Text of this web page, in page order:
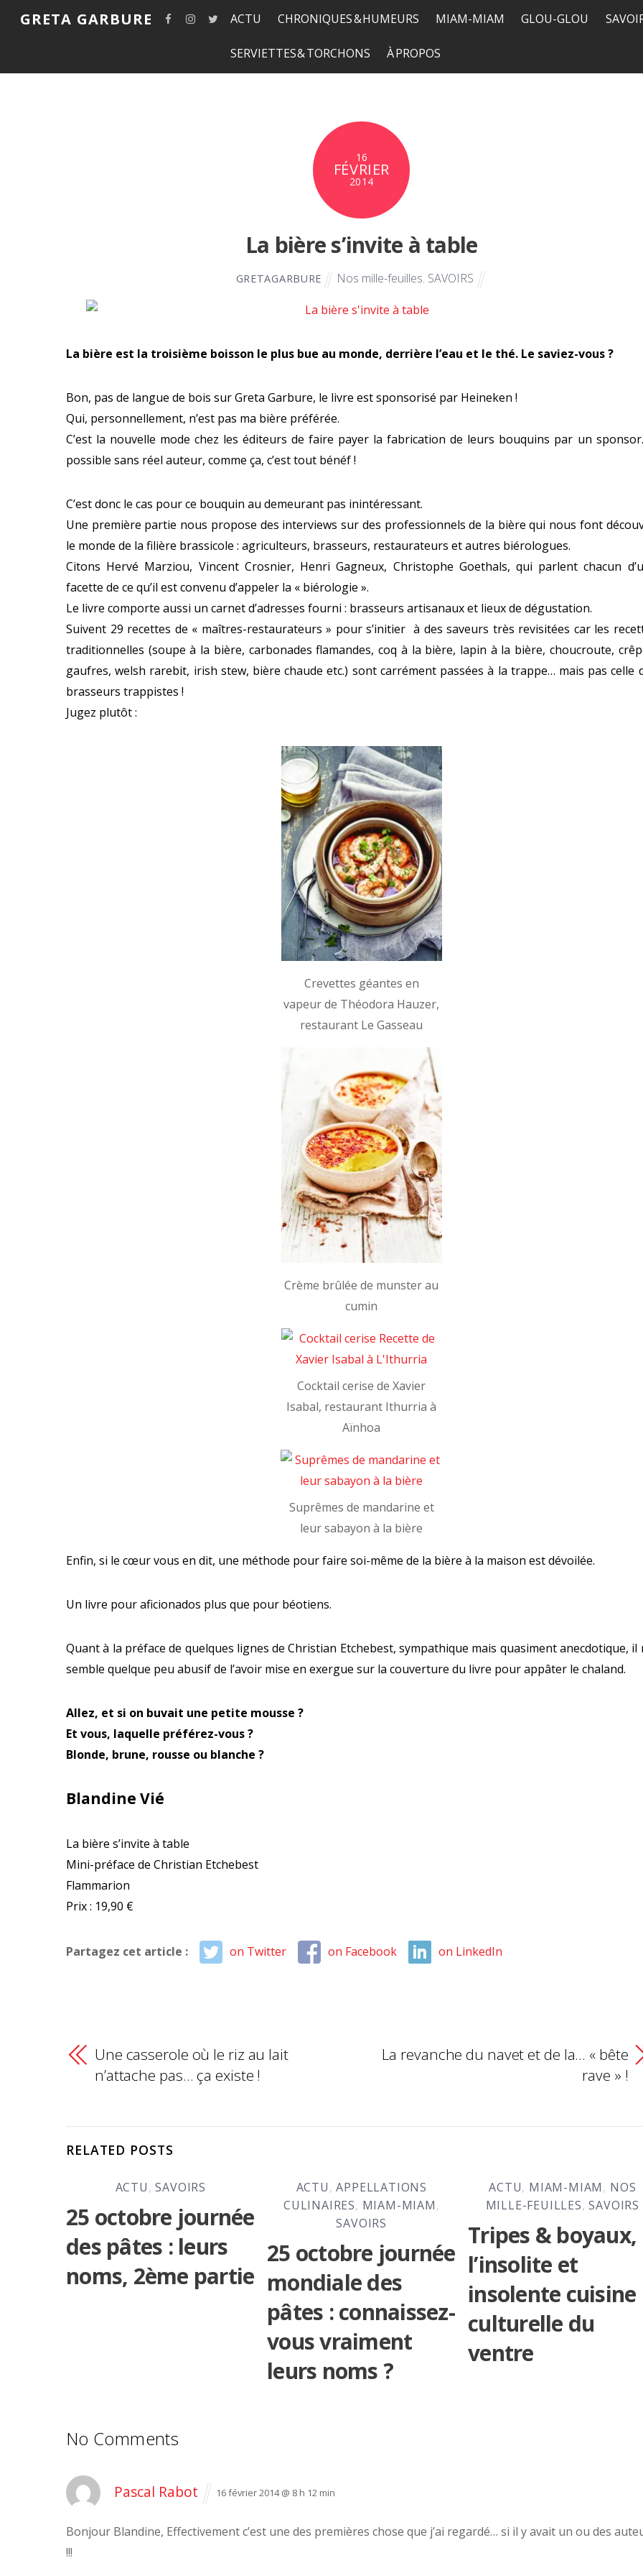
GRETA GARBURE ACTU CHRONIQUES & HUMEURS MIAM-MIAM GLOU-GLOU
SERVIETTES & TORCHONS À PROPOS
16
FÉVRIER
2014
La bière s’invite à table
GRETAGARBURE Nos mille-feuilles, SAVOIRS
La bière est la troisième boisson le plus bue au monde, derrière l’eau et le thé. Le saviez-vous ?
Bon, pas de langue de bois sur Greta Garbure, le livre est sponsorisé par Heineken !
Qui, personnellement, n’est pas ma bière préférée.
C’est la nouvelle mode chez les éditeurs de faire payer la fabrication de leurs bouquins par un
possible sans réel auteur, comme ça, c’est tout bénéf !
C’est donc le cas pour ce bouquin au demeurant pas inintéressant.
Une première partie nous propose des interviews sur des professionnels de la bière qui nous font
le monde de la filière brassicole : agriculteurs, brasseurs, restaurateurs et autres biérologues.
Citons Hervé Marziou, Vincent Crosnier, Henri Gagneux, Christophe Goethals, qui parlent chacun
facette de ce qu’il est convenu d’appeler la « biérologie ».
Le livre comporte aussi un carnet d’adresses fourni : brasseurs artisanaux et lieux de dégustation.
Suivent 29 recettes de « maîtres-restaurateurs » pour s’initier à des saveurs très revisitées car les
traditionnelles (soupe à la bière, carbonades flamandes, coq à la bière, lapin à la bière, choucroute,
gaufres, welsh rarebit, irish stew, bière chaude etc.) sont carrément passées à la trappe… mais pas celle
brasseurs trappistes !
Jugez plutôt :
Crevettes géantes en
vapeur de Théodora Hauzer,
restaurant Le Gasseau
Crème brûlée de munster au
cumin
Cocktail cerise de Xavier
Isabal, restaurant Ithurria à
Aïnhoa
Suprêmes de mandarine et
leur sabayon à la bière
Enfin, si le cœur vous en dit, une méthode pour faire soi-même de la bière à la maison est dévoilée.
Un livre pour aficionados plus que pour béotiens.
Quant à la préface de quelques lignes de Christian Etchebest, sympathique mais quasiment anecdotique, il
semble quelque peu abusif de l’avoir mise en exergue sur la couverture du livre pour appâter le chaland.
Allez, et si on buvait une petite mousse ?
Et vous, laquelle préférez-vous ?
Blonde, brune, rousse ou blanche ?
Blandine Vié
La bière s’invite à table
Mini-préface de Christian Etchebest
Flammarion
Prix : 19,90 €
Partagez cet article : on Twitter on Facebook on LinkedIn
Une casserole où le riz au lait
n’attache pas… ça existe !
La revanche du navet et de la… « bête
rave » !
RELATED POSTS
ACTU,SAVOIRS
25 octobre journée
des pâtes : leurs
noms, 2ème partie
ACTU,APPELLATIONS
CULINAIRES, MIAM-MIAM,
SAVOIRS
25 octobre journée
mondiale des
pâtes : connaissez-
vous vraiment
leurs noms ?
ACTU, MIAM-MIAM, NOS
MILLE-FEUILLES,SAVOIRS
Tripes & boyaux,
l’insolite et
insolente cuisine
culturelle du
ventre
No Comments
Pascal Rabot 16 février 2014 @ 8 h 12 min
Bonjour Blandine, Effectivement c’est une des premières chose que j’ai regardé… si il y avait un ou des
!!!